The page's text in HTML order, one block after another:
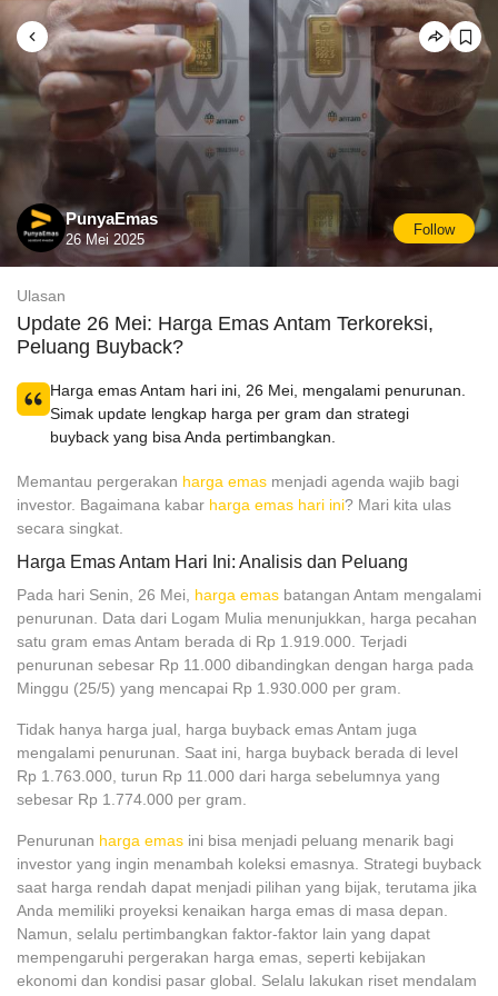
PunyaEmas
26 Mei 2025
Follow
Ulasan
Update 26 Mei: Harga Emas Antam Terkoreksi,
Peluang Buyback?
Harga emas Antam hari ini, 26 Mei, mengalami penurunan.
Simak update lengkap harga per gram dan strategi
buyback yang bisa Anda pertimbangkan.
Memantau pergerakan harga emas menjadi agenda wajib bagi
investor. Bagaimana kabar harga emas hari ini? Mari kita ulas
secara singkat.
Harga Emas Antam Hari Ini: Analisis dan Peluang
Pada hari Senin, 26 Mei, harga emas batangan Antam mengalami
penurunan. Data dari Logam Mulia menunjukkan, harga pecahan
satu gram emas Antam berada di Rp 1.919.000. Terjadi
penurunan sebesar Rp 11.000 dibandingkan dengan harga pada
Minggu (25/5) yang mencapai Rp 1.930.000 per gram.
Tidak hanya harga jual, harga buyback emas Antam juga
mengalami penurunan. Saat ini, harga buyback berada di level
Rp 1.763.000, turun Rp 11.000 dari harga sebelumnya yang
sebesar Rp 1.774.000 per gram.
Penurunan harga emas ini bisa menjadi peluang menarik bagi
investor yang ingin menambah koleksi emasnya. Strategi buyback
saat harga rendah dapat menjadi pilihan yang bijak, terutama jika
Anda memiliki proyeksi kenaikan harga emas di masa depan.
Namun, selalu pertimbangkan faktor-faktor lain yang dapat
mempengaruhi pergerakan harga emas, seperti kebijakan
ekonomi dan kondisi pasar global. Selalu lakukan riset mendalam